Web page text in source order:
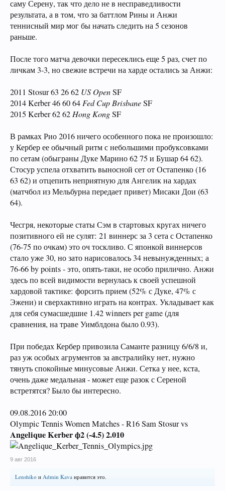
саму Серену, так что дело не в несправедливости
результата, а в том, что за баттлом Рины и Анжи
теннисный мир мог бы начать следить на 5 сезонов
раньше.
После того матча девочки пересеклись еще 5 раз, счет по
личкам 3-3, но свежие встречи на харде остались за Анжи:
2011 Stosur 63 26 62 US OpenSF
2014 Kerber 46 60 64 Fed Cup BrisbaneSF
2015 Kerber 62 62 Hong KongSF
В рамках Рио 2016 ничего особенного пока не произошло:
у Кербер ее обычный ритм с небольшими пробуксовками
по сетам (обыграны Дуке Марино 62 75 и Бушар 64 62).
Стосур успела отхватить выносной сет от Остапенко (16
63 62) и отцепить неприятную для Ангелик на хардах
(матчбол из Мельбурна передает привет) Мисаки Дои (63
64).
Чесгря, некоторые статы Сэм в стартовых кругах ничего
позитивного ей не сулят: 21 виннерс за 3 сета с Остапенко
(76-75 по очкам) это оч тоскливо. С японкой виннерсов
стало уже 30, но зато нарисовалось 34 невынужденных; а
76-66 by points - это, опять-таки, не особо прилично. Анжи
здесь по всей видимости вернулась к своей успешной
хардовой тактике: форсить прием (52% с Дуке, 47% с
Эжени) и сверхактивно играть на контрах. Укладывает как
для себя сумасшедшие 1.42 winners per game (для
сравнения, на траве Уимблдона было 0.93).
При победах Кербер привозила Саманте разницу 6/6/8 и,
раз уж особых агрументов за австралийку нет, нужно
тянуть спокойные минусовые Анжи. Сетка у нее, кста,
очень даже медальная - может еще разок с Сереной
встретятся? Было бы интересно.
09.08.2016 20:00
Olympic Tennis Women Matches - R16 Sam Stosur vs
Angelique Kerber ф2 (-4.5) 2.010
9 авг 2016
Lenshiko и Admin Kava нравится это.